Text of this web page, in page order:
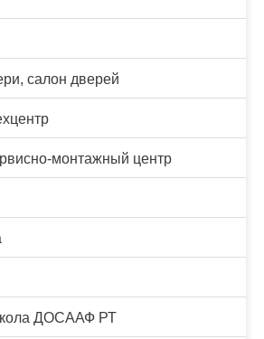
салон дверей
монтажный центр
ДОСААФ РТ